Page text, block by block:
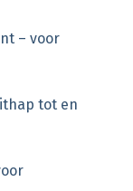
– voor
tot en